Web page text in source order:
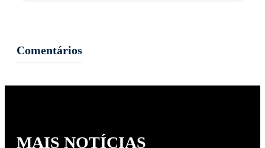
Comentários
MAIS NOTÍCIAS